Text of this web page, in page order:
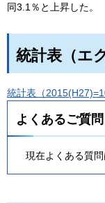
同3.1％と上昇した。
統計表（エ
統計表（
よくあるご質問
現在よくある質問